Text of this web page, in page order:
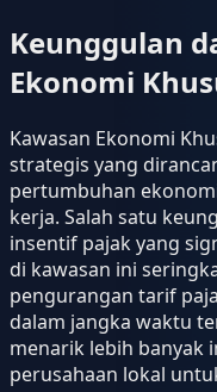
Keunggulan
Ekonomi
Kawasan Ekonomi
strategis yang
pertumbuhan
kerja. Salah satu
insentif pajak yang
di kawasan ini
pengurangan tarif
dalam jangka waktu
menarik lebih banyak
perusahaan lokal